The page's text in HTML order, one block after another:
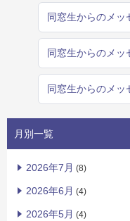
同窓生からのメッ
同窓生からのメッ
同窓生からのメッ
月別一覧
2026年7月 (8)
2026年6月 (4)
2026年5月 (4)